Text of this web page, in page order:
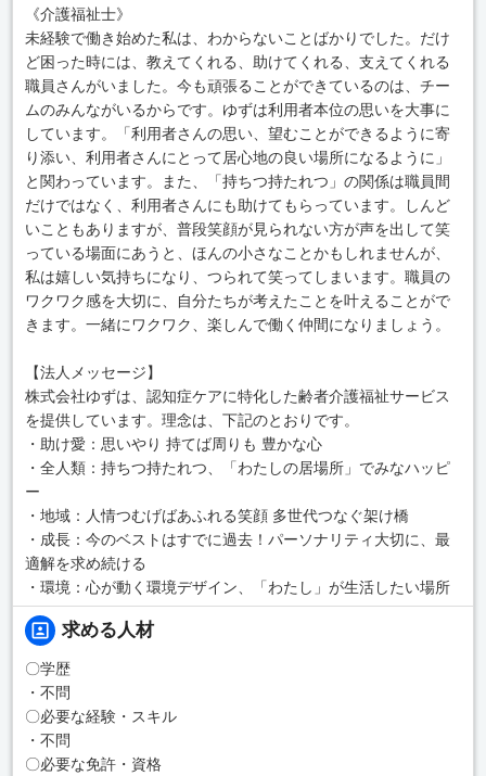
《介護福祉士》
未経験で働き始めた私は、わからないことばかりでした。だけ
ど困った時には、教えてくれる、助けてくれる、支えてくれる
職員さんがいました。今も頑張ることができているのは、チー
ムのみんながいるからです。ゆずは利用者本位の思いを大事に
しています。「利用者さんの思い、望むことができるように寄
り添い、利用者さんにとって居心地の良い場所になるように」
と関わっています。また、「持ちつ持たれつ」の関係は職員間
だけではなく、利用者さんにも助けてもらっています。しんど
いこともありますが、普段笑顔が見られない方が声を出して笑
っている場面にあうと、ほんの小さなことかもしれませんが、
私は嬉しい気持ちになり、つられて笑ってしまいます。職員の
ワクワク感を大切に、自分たちが考えたことを叶えることがで
きます。一緒にワクワク、楽しんで働く仲間になりましょう。
【法人メッセージ】
株式会社ゆずは、認知症ケアに特化した齢者介護福祉サービス
を提供しています。理念は、下記のとおりです。
・助け愛：思いやり 持てば周りも 豊かな心
・全人類：持ちつ持たれつ、「わたしの居場所」でみなハッピ
ー
・地域：人情つむげばあふれる笑顔 多世代つなぐ架け橋
・成長：今のベストはすでに過去！パーソナリティ大切に、最
適解を求め続ける
・環境：心が動く環境デザイン、「わたし」が生活したい場所
求める人材
〇学歴
・不問
〇必要な経験・スキル
・不問
〇必要な免許・資格